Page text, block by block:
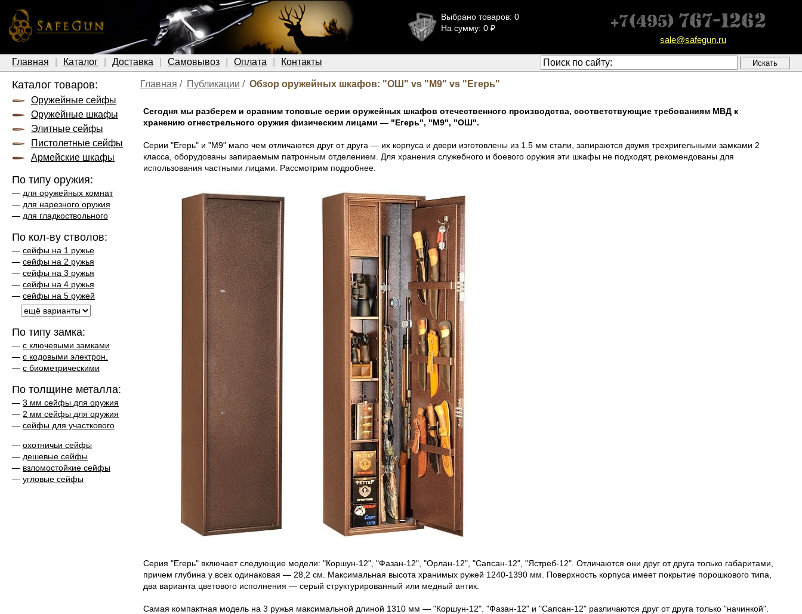
sale@safegun.ru
Выбрано товаров: 0
На сумму: 0 ₽
Главная Каталог Доставка Самовывоз Оплата Контакты
Каталог товаров:
Оружейные сейфы
Оружейные шкафы
Элитные сейфы
Пистолетные сейфы
Армейские шкафы
По типу оружия:
— для оружейных комнат
— для нарезного оружия
— для гладкоствольного
По кол-ву стволов:
— сейфы на 1 ружье
— сейфы на 2 ружья
— сейфы на 3 ружья
— сейфы на 4 ружья
— сейфы на 5 ружей
По типу замка:
— с ключевыми замками
— с кодовыми электрон.
— с биометрическими
По толщине металла:
— 3 мм сейфы для оружия
— 2 мм сейфы для оружия
— сейфы для участкового
— охотничьи сейфы
— дешевые сейфы
— взломостойкие сейфы
— угловые сейфы
Главная / Публикации / Обзор оружейных шкафов: "ОШ" vs "М9" vs "Егерь"
Сегодня мы разберем и сравним топовые серии оружейных шкафов отечественного производства, соответствующие требованиям МВД к
хранению огнестрельного оружия физическим лицами — "Егерь", "М9", "ОШ".
Серии "Егерь" и "М9" мало чем отличаются друг от друга — их корпуса и двери изготовлены из 1.5 мм стали, запираются двумя трехригельными замками 2
класса, оборудованы запираемым патронным отделением. Для хранения служебного и боевого оружия эти шкафы не подходят, рекомендованы для
использования частными лицами. Рассмотрим подробнее.
Серия "Егерь" включает следующие модели: "Коршун-12", "Фазан-12", "Орлан-12", "Сапсан-12", "Ястреб-12". Отличаются они друг от друга только габаритами,
причем глубина у всех одинаковая — 28,2 см. Максимальная высота хранимых ружей 1240-1390 мм. Поверхность корпуса имеет покрытие порошкового типа,
два варианта цветового исполнения — серый структурированный или медный антик.
Самая компактная модель на 3 ружья максимальной длиной 1310 мм — "Коршун-12". "Фазан-12" и "Сапсан-12" различаются друг от друга только "начинкой".